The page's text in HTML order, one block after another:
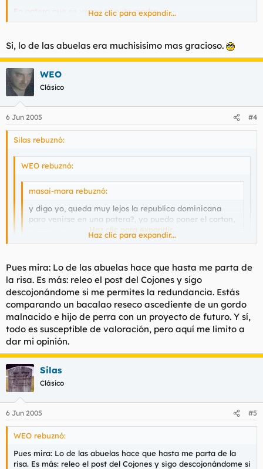
En patera que se venga tu puta madre.
No creo que sea un hilo para hacer bromitas, y menos tan
fáciles.
Haz clic para expandir...
Si, lo de las abuelas era muchisisimo mas gracioso.
WEO
Clásico
6 Jun 2005 #4
Silas rebuznó:
WEO rebuznó:
masai-mara rebuznó:
y digo yo, queda muy lejos la republica dominicana
para venirse en una patera?, yo puedo poner el carton,
Haz clic para expandir...
(Un mes.)
No creo que sea un hilo para hacer bromitas, y menos tan
fáciles.
Si, lo de las abuelas era muchisisimo mas gracioso.
Haz clic para expandir...
Pues mira: Lo de las abuelas hace que hasta me parta de
la risa. Es más: releo el post del Cojones y sigo
descojonándome si me permites la redundancia. Estás
comparando un bacalao reseco ascediente de un gordo
malnacido e hijo de perra con un proyecto de futuro. Y sí,
todo es susceptible de valoración, pero aquí me limito a
dar mi opinión.
Silas
Clásico
6 Jun 2005 #5
WEO rebuznó:
Pues mira: Lo de las abuelas hace que hasta me parta de la
risa. Es más: releo el post del Cojones y sigo descojonándome si